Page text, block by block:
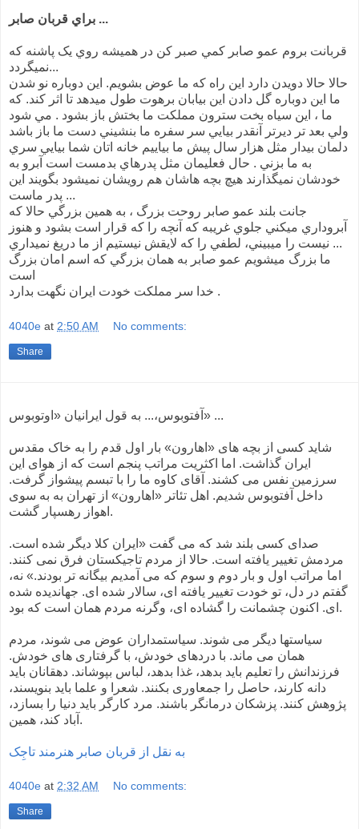
براي قربان صابر ...
قربانت بروم عمو صابر کمي صبر کن در هميشه روي يک پاشنه که
نميگردد...
حالا حالا دويدن دارد اين راه که ما عوض بشويم. اين دوباره نو شدن
ما اين دوباره گل دادن اين بيابان برهوت طول ميدهد تا اثر کند. که
ما ، اين سياه بخت سترون مملکت ما بختش باز بشود . مي شود
ولي بعد تر ديرتر آنقدر بيايي سر سفره ما بنشيني دست ما باز باشد
دلمان بيدار مثل هزار سال پيش ما بياييم خانه اتان شما بيايي سري
به ما بزني . حال فعليمان مثل پدرهاي بدمست است آبرو به
خودشان نميگذارند هيچ بچه هاشان هم رويشان نميشود بگويند اين
پدر ماست ...
جانت بلند عمو صابر روحت بزرگ ، به همين بزرگي حالا که
آبروداري ميکني جلوي غريبه که آنچه را که قرار است بشود و هنوز
نيست را ميبيني، لطفي را که لايقش نيستيم از ما دريغ نميداري ...
ما بزرگ ميشويم عمو صابر به همان بزرگي که اسم امان بزرگ
است
خدا سر مملکت خودت ايران نگهت بدارد .
4040e at 2:50 AM No comments:
Share
آفتوبوس،... به قول ايرانيان «اوتوبوس» ...
شايد کسی از بچه های «اهارون» بار اول قدم را به خاک مقدس
ايران گذاشت. اما اکثريت مراتب پنجم است که از هوای اين
سرزمين نفس می کشند. آقای کاوه ما را با تبسم پيشواز گرفت.
داخل آفتوبوس شديم. اهل تئاتر «اهارون» از تهران به به سوی
اهواز رهسپار گشت.
صدای کسی بلند شد که می گفت «ايران کلا ديگر شده است.
مردمش تغيير يافته است. حالا از مردم تاجيکستان فرق نمی کنند.
اما مراتب اول و بار دوم و سوم که می آمديم بيگانه تر بودند.» نه،
گفتم در دل، تو خودت تغيير يافته ای، سالار شده ای. جهانديده شده
ای. اکنون چشمانت را گشاده ای، وگرنه مردم همان است که بود.
سياستها ديگر می شوند. سياستمداران عوض می شوند، مردم
همان می ماند. با دردهای خودش، با گرفتاری های خودش.
فرزندانش را تعليم بايد بدهد، غذا بدهد، لباس بپوشاند. دهقانان بايد
دانه کارند، حاصل را جمعاوری بکنند. شعرا و علما بايد بنويسند،
پژوهش کنند. پزشکان درمانگر باشند. مرد کارگر بايد دنيا را بسازد،
آباد کند، همين.
به نقل از قربان صابر هنرمند تاجِک
4040e at 2:32 AM No comments:
Share